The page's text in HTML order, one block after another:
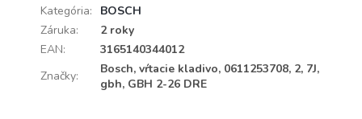
Kategória:
BOSCH
Záruka:
2 roky
EAN:
3165140344012
Značky:
Bosch, vŕtacie kladivo, 0611253708, 2, 7J,
gbh, GBH 2-26 DRE